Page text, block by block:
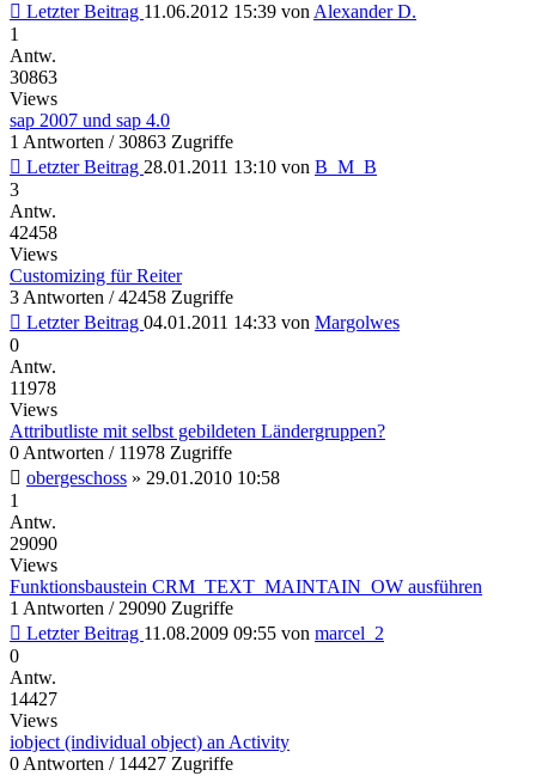
Letzter Beitrag 11.06.2012 15:39 von Alexander D.
1
Antw.
30863
Views
sap 2007 und sap 4.0
1 Antworten / 30863 Zugriffe
Letzter Beitrag 28.01.2011 13:10 von B_M_B
3
Antw.
42458
Views
Customizing für Reiter
3 Antworten / 42458 Zugriffe
Letzter Beitrag 04.01.2011 14:33 von Margolwes
0
Antw.
11978
Views
Attributliste mit selbst gebildeten Ländergruppen?
0 Antworten / 11978 Zugriffe
obergeschoss » 29.01.2010 10:58
1
Antw.
29090
Views
Funktionsbaustein CRM_TEXT_MAINTAIN_OW ausführen
1 Antworten / 29090 Zugriffe
Letzter Beitrag 11.08.2009 09:55 von marcel_2
0
Antw.
14427
Views
iobject (individual object) an Activity
0 Antworten / 14427 Zugriffe